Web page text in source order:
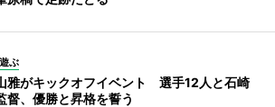
ぶ
雅がキックオフイベント 選手12人と石崎
督、優勝と昇格を誓う